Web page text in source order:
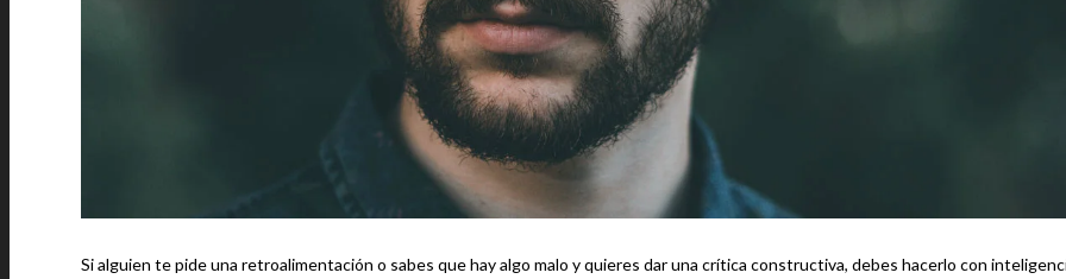
Si alguien te pide una retroalimentación o sabes que hay algo malo y quieres dar una crítica constructiva, debes hacerlo con